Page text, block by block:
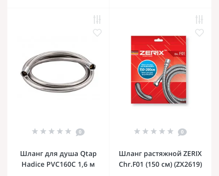
0
Шланг для душа Qtap
Hadice PVC160C 1,6 м
0
Шланг растяжной ZERIX
Chr.F01 (150 см) (ZX2619)